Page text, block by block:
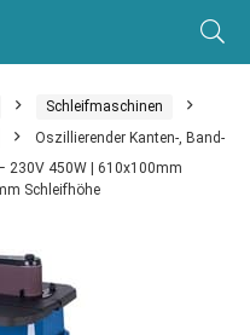
Schleifmaschinen
Oszillierender Kanten-, Band-
230V 450W | 610x100mm
Schleifhöhe